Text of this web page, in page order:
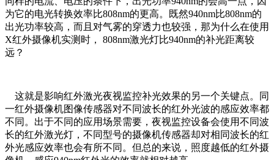
为它的电光转换效率比808nm的更高。既然940nm比808nm的
出光功率较高，而且对气雾的穿透力也较强，那为什么在使用
X红外摄像机实测时， 808nm激光灯比940nm的补光距离较
远？
这就是影响红外激光夜视监控补光效果的另一个关键点。同
一红外摄像机图像传感器对不同波长的红外光波的感应效率都
不同。出于不同的应用场景需要，夜视监控设备会使用不同波
长的红外激光灯，不同型号的摄像机传感器却对相同波长的红
外光感应效率也会有所不同。但总的来说，照度越低的红外摄